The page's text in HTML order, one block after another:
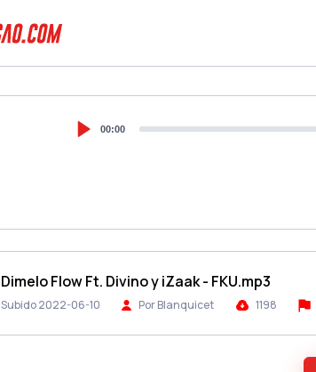
00:00
Dimelo Flow Ft. Divino y iZaak - FKU.mp3
Subido 2022-06-10 Por Blanquicet 1198